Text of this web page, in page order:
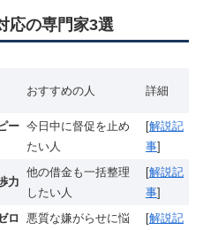
応の専門家3選
おすすめの人 詳細
ー 今日中に督促を止め
たい人
[解説記
事]
力
他の借金も一括整理
したい人
[解説記
事]
ロ
悪質な嫌がらせに悩
[解説記